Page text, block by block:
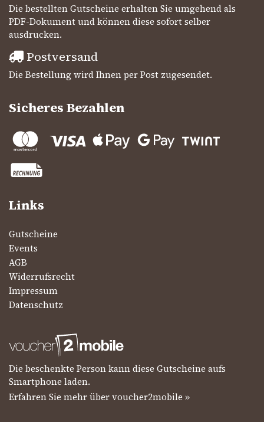
Die bestellten Gutscheine erhalten Sie umgehend als
PDF-Dokument und können diese sofort selber
ausdrucken.
Postversand
Die Bestellung wird Ihnen per Post zugesendet.
Sicheres Bezahlen
Links
Gutscheine
Events
AGB
Widerrufsrecht
Impressum
Datenschutz
Die beschenkte Person kann diese Gutscheine aufs
Smartphone laden.
Erfahren Sie mehr über voucher2mobile »